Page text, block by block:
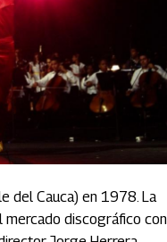
del Cauca) en 1978. La
discográfico con